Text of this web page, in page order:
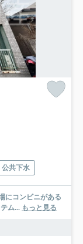
公共下水
にコンビニがある
ム... もっと見る